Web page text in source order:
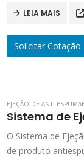
LEIA MAIS
Solicitar Cotação
EJEÇÃO DE ANTI-
Sistema de
O Sistema de
de produto